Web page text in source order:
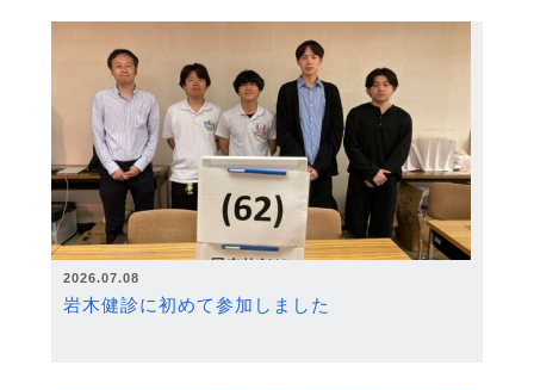
2026.07.08
岩木健診に初めて参加しました